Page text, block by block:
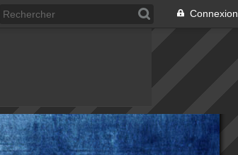
Connexion